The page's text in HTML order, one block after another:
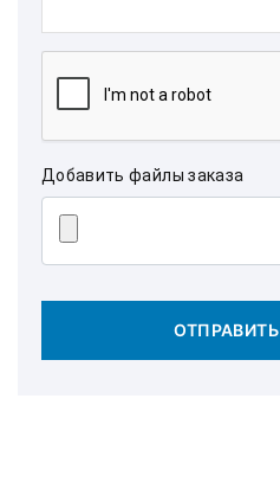
Добавить файлы заказа